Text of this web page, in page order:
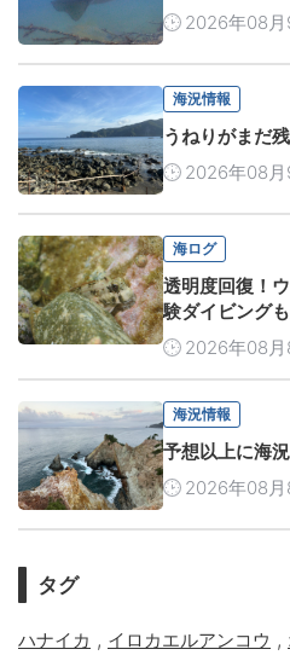
2026年08月
海況情報
うねりがまだ
2026年08月
海ログ
透明度回復！
験ダイビング
2026年08月
海況情報
予想以上に海
2026年08月
タグ
ハナイカ , イロカエルアンコウ ,